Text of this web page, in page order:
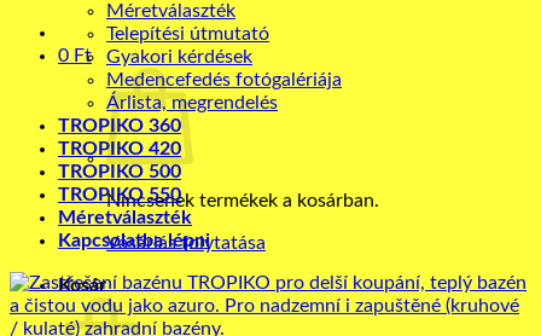
0 Ft
Nincsenek termékek a kosárban.
Vásárlás folytatása
Kosár
Méretválaszték
Telepítési útmutató
Gyakori kérdések
Medencefedés fotógalériája
Árlista, megrendelés
TROPIKO 360
TROPIKO 420
TROPIKO 500
TROPIKO 550
Méretválaszték
Kapcsolatba lépni